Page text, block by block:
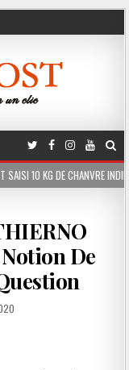
DISSIMULÉS DANS LE
De